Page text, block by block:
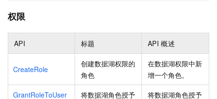
权限
API 标题 API 概述
CreateRole
创建数据湖权限的
角色
在数据湖权限中新
增一个角色。
GrantRoleToUser 将数据湖角色授予 将数据湖角色授予